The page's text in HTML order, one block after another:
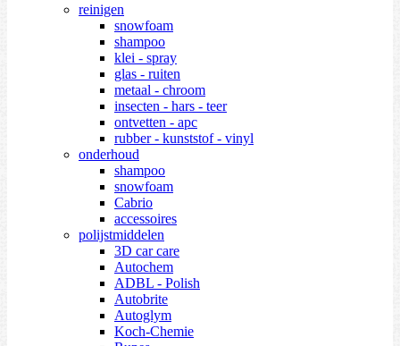
reinigen
snowfoam
shampoo
klei - spray
glas - ruiten
metaal - chroom
insecten - hars - teer
ontvetten - apc
rubber - kunststof - vinyl
onderhoud
shampoo
snowfoam
Cabrio
accessoires
polijstmiddelen
3D car care
Autochem
ADBL - Polish
Autobrite
Autoglym
Koch-Chemie